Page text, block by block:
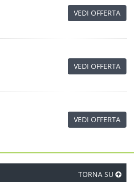
VEDI OFFERTA
VEDI OFFERTA
VEDI OFFERTA
TORNA SU